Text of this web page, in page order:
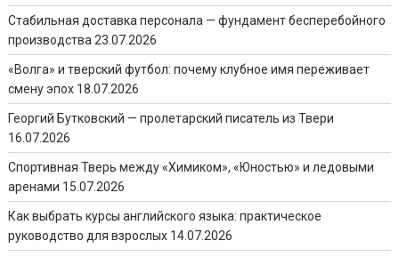
Стабильная доставка персонала — фундамент бесперебойного
производства 23.07.2026
«Волга» и тверский футбол: почему клубное имя переживает
смену эпох 18.07.2026
Георгий Бутковский — пролетарский писатель из Твери
16.07.2026
Спортивная Тверь между «Химиком», «Юностью» и ледовыми
аренами 15.07.2026
Как выбрать курсы английского языка: практическое
руководство для взрослых 14.07.2026